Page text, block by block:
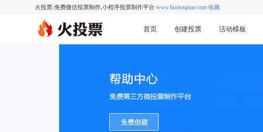
火投票-免费微信投票制作,小程序投票制作平台 www.huotoupiao.com 收藏
首页 创建投票 活动模板